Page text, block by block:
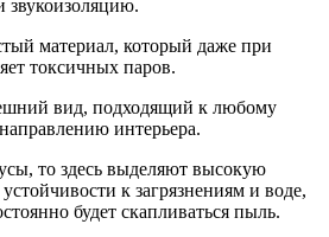
материал, который даже при
токсичных паров.
вид, подходящий к любому
интерьера.
то здесь выделяют высокую
к загрязнениям и воде,
будет скапливаться пыль.